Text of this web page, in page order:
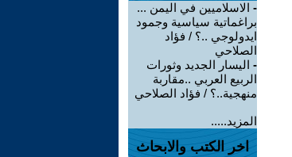
- الاسلاميين في اليمن ...
براغماتية سياسية وجمود
ايدولوجي ..؟ / فؤاد
الصلاحي
- اليسار الجديد وثورات
الربيع العربي ..مقاربة
منهجية..؟ / فؤاد الصلاحي
المزيد.....
اخر الكتب والابحاث